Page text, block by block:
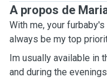
A propos de
With me, your
always be my top
Im usually available in
and during the